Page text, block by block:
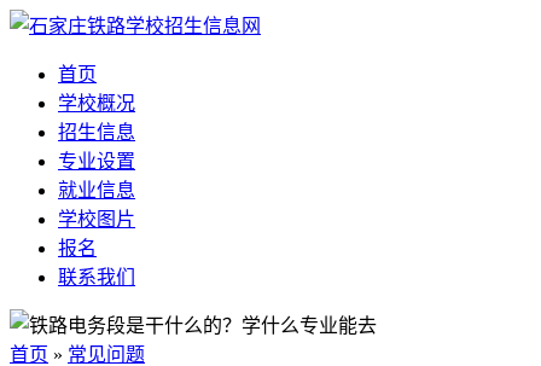
首页
学校概况
招生信息
专业设置
就业信息
学校图片
报名
联系我们
首页 » 常见问题